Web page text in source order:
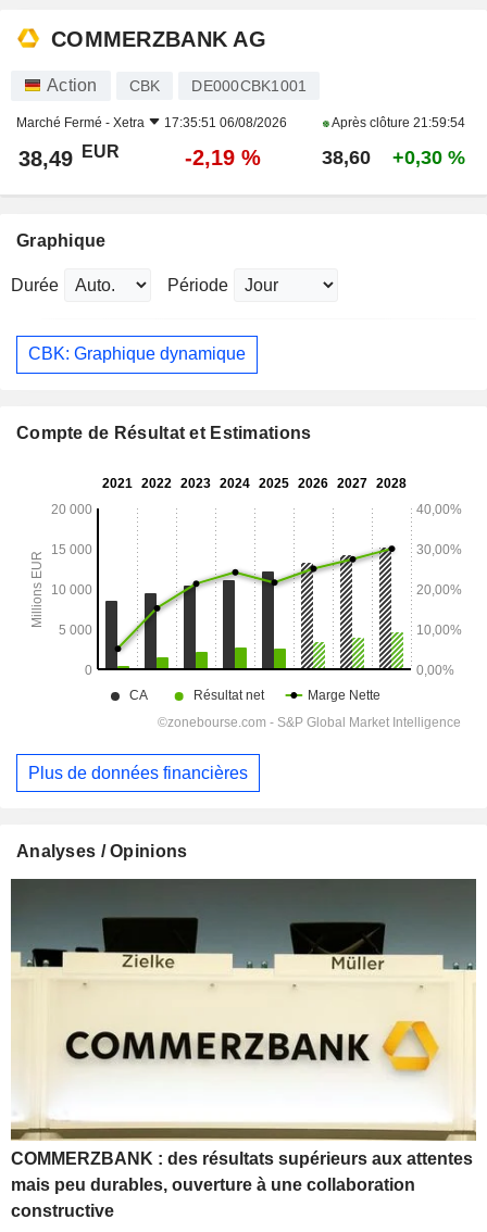
COMMERZBANK AG
Action CBK DE000CBK1001
Marché Fermé - Xetra 17:35:51 06/08/2026 Après clôture 21:59:54
38,49 EUR -2,19 % 38,60 +0,30 %
Graphique
Durée Période
CBK: Graphique dynamique
Compte de Résultat et Estimations
Plus de données financières
Analyses / Opinions
COMMERZBANK : des résultats supérieurs aux attentes
mais peu durables, ouverture à une collaboration
constructive